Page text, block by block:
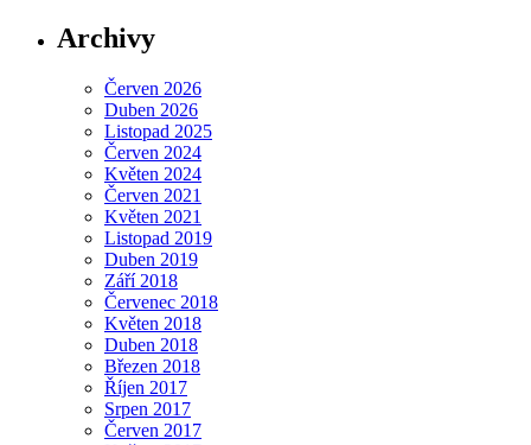
Archivy
Červen 2026
Duben 2026
Listopad 2025
Červen 2024
Květen 2024
Červen 2021
Květen 2021
Listopad 2019
Duben 2019
Září 2018
Červenec 2018
Květen 2018
Duben 2018
Březen 2018
Říjen 2017
Srpen 2017
Červen 2017